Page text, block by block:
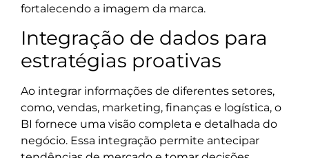
fortalecendo a imagem da marca.
Integração de dados para
estratégias proativas
Ao integrar informações de diferentes setores,
como, vendas, marketing, finanças e logística, o
BI fornece uma visão completa e detalhada do
negócio. Essa integração permite antecipar